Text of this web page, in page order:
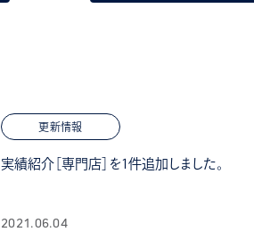
更新情報
実績紹介［専門店］を1件追加しました。
2021.06.04